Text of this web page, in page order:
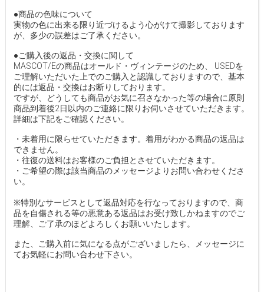
●商品の色味について
実物の色に出来る限り近づけるよう心がけて撮影しております
が、多少の誤差はご了承ください。
●ご購入後の返品・交換に関して
MASCOT/Eの商品はオールド・ヴィンテージのため、 USEDを
ご理解いただいた上でのご購入と認識しておりますので、基本
的には返品・交換はお断りしております。
ですが、どうしても商品がお気に召さなかった等の場合に原則
商品到着後2日以内のご連絡に限りお伺いさせていただきます。
詳細は下記をご確認ください。
・未着用に限らせていただきます。着用がわかる商品の返品は
できません。
・往復の送料はお客様のご負担とさせていただきます。
・ご希望の際は該当商品のメッセージよりお問い合わせくださ
い。
※特別なサービスとして返品対応を行なっておりますので、商
品を自傷される等の悪意ある返品はお受け致しかねますのでご
理解、ご了承のほどよろしくお願いいたします。
また、ご購入前に気になる点がございましたら、メッセージに
てお気軽にお問い合わせ下さい。